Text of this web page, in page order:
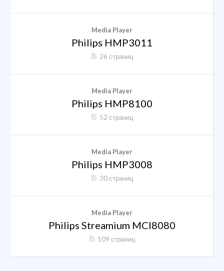
Media Player
Philips HMP3011
26 страниц
Media Player
Philips HMP8100
52 страниц
Media Player
Philips HMP3008
30 страниц
Media Player
Philips Streamium MCI8080
109 страниц